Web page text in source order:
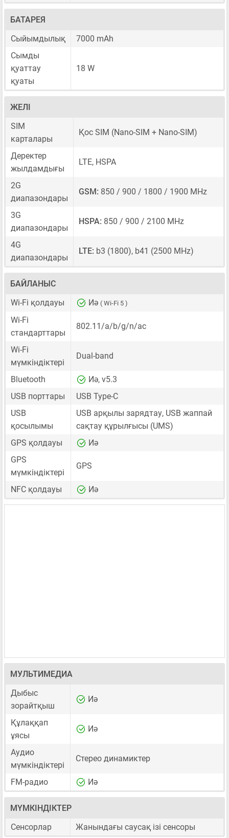
БАТАРЕЯ
Сыйымдылық
7000 mAh
Сымды
қуаттау
қуаты
18 W
ЖЕЛІ
SIM
карталары
Қос SIM (Nano-SIM + Nano-SIM)
Деректер
жылдамдығы
LTE, HSPA
2G
диапазондары
GSM: 850 / 900 / 1800 / 1900 MHz
3G
диапазондары
HSPA: 850 / 900 / 2100 MHz
4G
диапазондары
LTE: b3 (1800), b41 (2500 MHz)
БАЙЛАНЫС
Wi-Fi қолдауы
Иә ( Wi-Fi 5 )
Wi-Fi
стандарттары
802.11/a/b/g/n/ac
Wi-Fi
мүмкіндіктері
Dual-band
Bluetooth
Иә, v5.3
USB порттары
USB Type-C
USB
қосылымы
USB арқылы зарядтау, USB жаппай
сақтау құрылғысы (UMS)
GPS қолдауы
Иә
GPS
мүмкіндіктері
GPS
NFC қолдауы Иә
МУЛЬТИМЕДИА
Дыбыс
зорайтқыш
Иә
Құлаққап
ұясы
Иә
Аудио
мүмкіндіктері
Стерео динамиктер
FM-радио Иә
МҮМКІНДІКТЕР
Сенсорлар
Жанындағы саусақ ізі сенсоры